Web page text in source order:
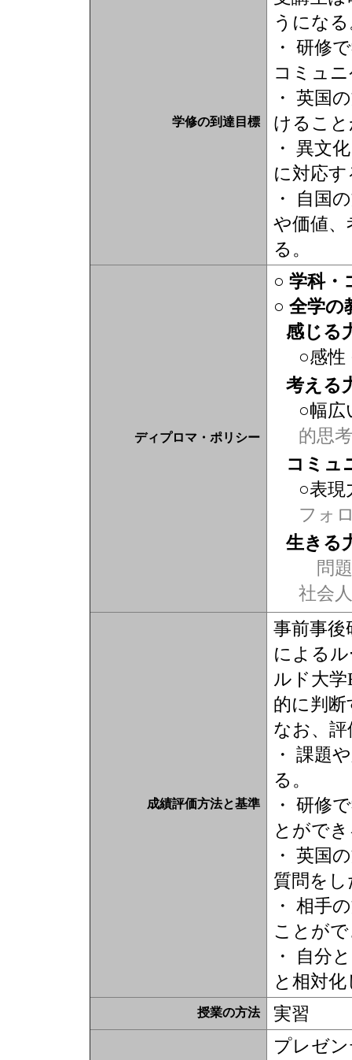
学修の到達目標
うにな
・ 研修
コミュ
・ 英国
けるこ
・ 異文
に対応
・ 自国
や価値
る。
ディプロマ・ポリシー
○ 学科・
○ 全学の
感じる
○感性
考える
○幅広
的思
コミュ
○表現
フォ
生きる
問題
社会
成績評価方法と基準
事前事後
による
ルド大
的に判
なお、
・ 課題
る。
・ 研修
とがで
・ 英国
質問を
・ 相手
ことが
・ 自分
と相対
授業の方法 実習
プレゼ